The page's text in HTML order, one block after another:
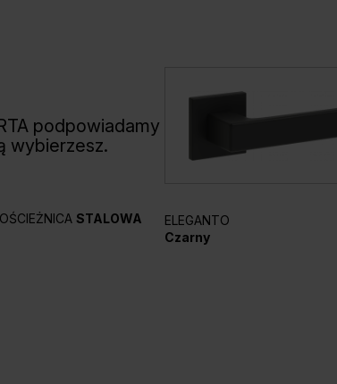
podpowiadamy
wybierzesz.
STALOWA
ELEGANTO
Czarny